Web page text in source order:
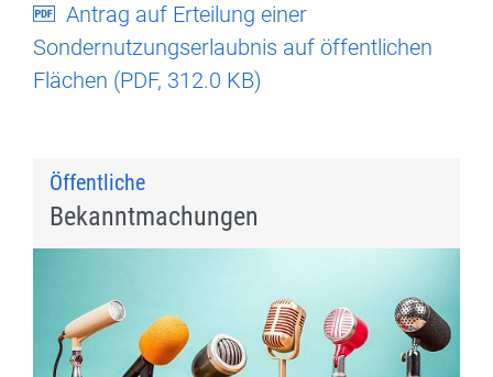
Antrag auf Erteilung einer
Sondernutzungserlaubnis auf öffentlichen
Flächen (PDF, 312.0 KB)
Öffentliche
Bekanntmachungen